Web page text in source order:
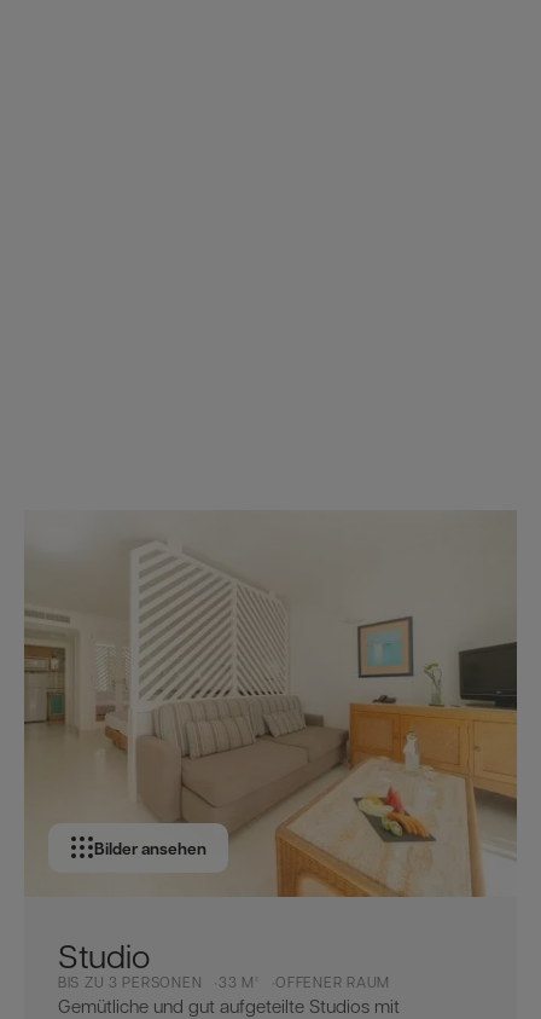
Bilder ansehen
Studio
BIS ZU 3 PERSONEN 33 M² OFFENER RAUM
Gemütliche und gut aufgeteilte Studios mit